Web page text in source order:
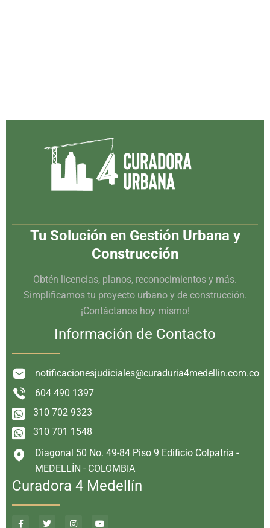
Tu Solución en Gestión Urbana y
Construcción
Obtén licencias, planos, reconocimientos y más.
Simplificamos tu proyecto urbano y de construcción.
¡Contáctanos hoy mismo!
Información de Contacto
notificacionesjudiciales@curaduria4medellin.com.co
604 490 1397
310 702 9323
310 701 1548
Diagonal 50 No. 49-84 Piso 9 Edificio Colpatria -
MEDELLÍN - COLOMBIA
Curadora 4 Medellín